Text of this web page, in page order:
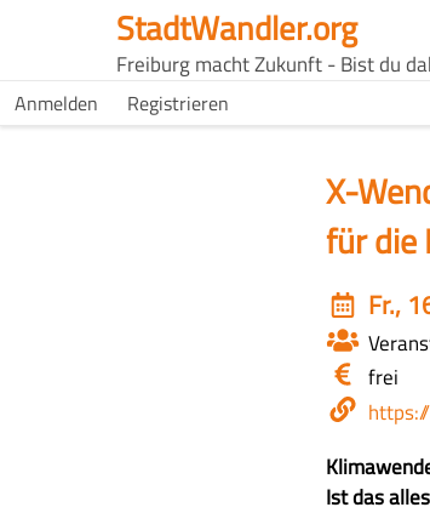
StadtWandler.org
Freiburg macht Zukunft - Bist du
H4C
Main
H4C
Anmelden Registrieren
X-
für die
Event
date
Fr.,
Eintritt
/
frei
Z
u
Ist das